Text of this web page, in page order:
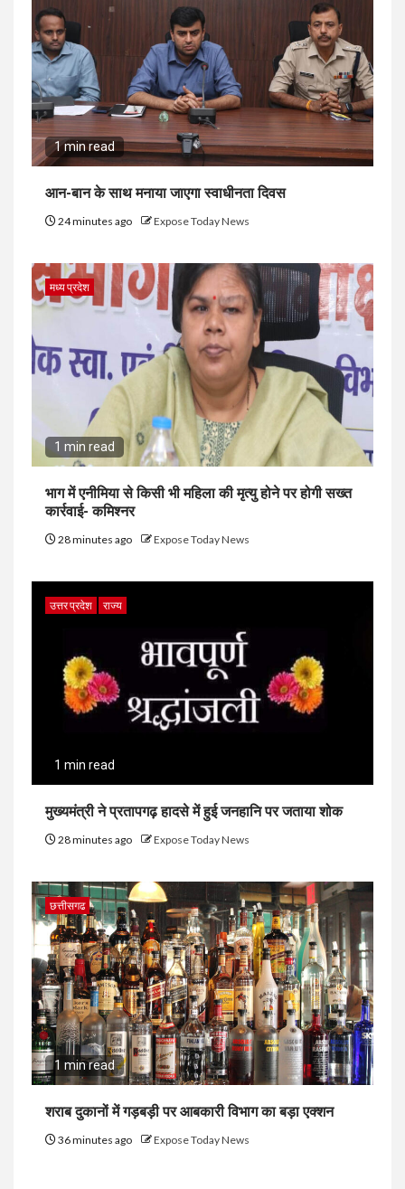
1 min read
आन-बान के साथ मनाया जाएगा स्वाधीनता दिवस
24 minutes ago Expose Today News
मध्य प्रदेश
1 min read
भाग में एनीमिया से किसी भी महिला की मृत्यु होने पर होगी सख्त
कार्रवाई- कमिश्नर
28 minutes ago Expose Today News
उत्तर प्रदेश राज्य
1 min read
मुख्यमंत्री ने प्रतापगढ़ हादसे में हुई जनहानि पर जताया शोक
28 minutes ago Expose Today News
छत्तीसगढ
1 min read
शराब दुकानों में गड़बड़ी पर आबकारी विभाग का बड़ा एक्शन
36 minutes ago Expose Today News